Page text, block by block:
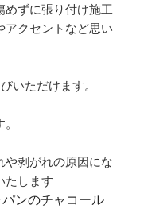
めずに張り付け施工
アクセントなど思い
いただけます。
や剥がれの原因にな
たします
ンのチャコール